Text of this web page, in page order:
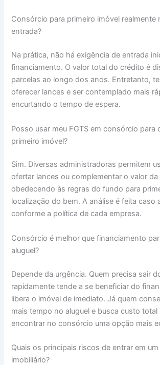
Consórcio para primeiro imóvel realmente
entrada?
Na prática, não há exigência de entrada
financiamento. O valor total do crédito é
parcelas ao longo dos anos. Entretanto,
oferecer lances e ser contemplado mais
encurtando o tempo de espera.
Posso usar meu FGTS em consórcio para
primeiro imóvel?
Sim. Diversas administradoras permitem
ofertar lances ou complementar o valor
obedecendo às regras do fundo para
localização do bem. A análise é feita caso
conforme a política de cada empresa.
Consórcio é melhor que financiamento
aluguel?
Depende da urgência. Quem precisa sair
rapidamente tende a se beneficiar do
libera o imóvel de imediato. Já quem
mais tempo no aluguel e busca custo
encontrar no consórcio uma opção mais
Quais os principais riscos de entrar em
imobiliário?